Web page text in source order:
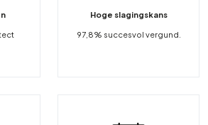
Hoge slagingskans
97,8% succesvol vergund.